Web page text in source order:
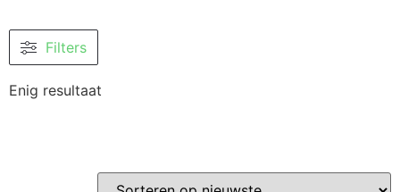
Filters
Enig resultaat